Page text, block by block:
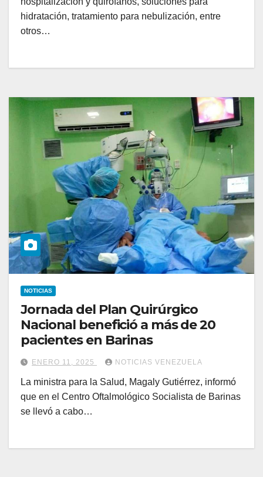
hidratación, tratamiento para nebulización, entre
otros…
NOTICIAS
Jornada del Plan Quirúrgico
Nacional benefició a más de 20
pacientes en Barinas
ENERO 11, 2025 NOTICIAS VENEZUELA
La ministra para la Salud, Magaly Gutiérrez, informó
que en el Centro Oftalmológico Socialista de Barinas
se llevó a cabo…